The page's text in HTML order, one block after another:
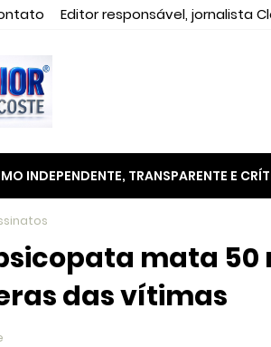
Editor responsável, jornalista
INDEPENDENTE, TRANSPARENTE E
mata 50
das vítimas